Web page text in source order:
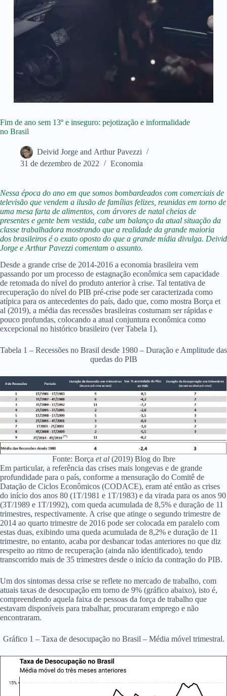
Fim de ano sem 13º e inseguro: pejotização e informalidade
no Brasil
Deivid Jorge and Arthur Pavezzi
31 de dezembro de 2022
Economia
Nessa época do ano em que somos bombardeados com comerciais de
televisão que vendem a ilusão de famílias felizes, reunidas em torno de
uma mesa farta de alimentos, com árvores de natal cheias de
presentes e gente bem vestida, cabe um balanço da atual situação da
classe trabalhadora mostrando que a realidade da grande maioria
dos brasileiros é o exato oposto do que a grande mídia divulga. Deivid
Jorge e Arthur Pavezzi comentam o assunto.
Desde a grande crise de 2014-2016 a economia brasileira vem
passando por um processo de estagnação econômica sem capacidade
de retomada do nível do produto anterior à crise. Tal tentativa de
recuperação do nível do PIB pré-crise pode ser caracterizada como
atípica para os antecedentes do país, dado que, como mostra Borça et
al (2019), a média das recessões brasileiras costumam ser rápidas e
pouco profundas, colocando a atual conjuntura econômica como
excepcional no histórico brasileiro (ver Tabela 1).
Tabela 1 – Recessões no Brasil desde 1980 – Duração e Amplitude das
quedas do PIB
Fonte: Borça et al(2019) Blog do Ibre
Em particular, a referência das crises mais longevas e de grande
profundidade para o país, conforme a mensuração do Comitê de
Datação de Ciclos Econômicos (CODACE), eram até então as crises
do início dos anos 80 (1T/1981 e 1T/1983) e da virada para os anos 90
(3T/1989 e 1T/1992), com queda acumulada de 8,5% e duração de 11
trimestres, respectivamente. A crise que atinge o segundo trimestre de
2014 ao quarto trimestre de 2016 pode ser colocada em paralelo com
estas duas, exibindo uma queda acumulada de 8,2% e duração de 11
trimestre, no entanto, acaba por desbancar todas anteriores no que diz
respeito ao ritmo de recuperação (ainda não identificado), tendo
transcorrido mais de 35 trimestres desde o início da contração do PIB.
Um dos sintomas dessa crise se reflete no mercado de trabalho, com
atuais taxas de desocupação em torno de 9% (gráfico abaixo), isto é,
compreendendo aquela faixa de pessoas da força de trabalho que
estavam disponíveis para trabalhar, procuraram emprego e não
encontraram.
Gráfico 1 – Taxa de desocupação no Brasil – Média móvel trimestral.